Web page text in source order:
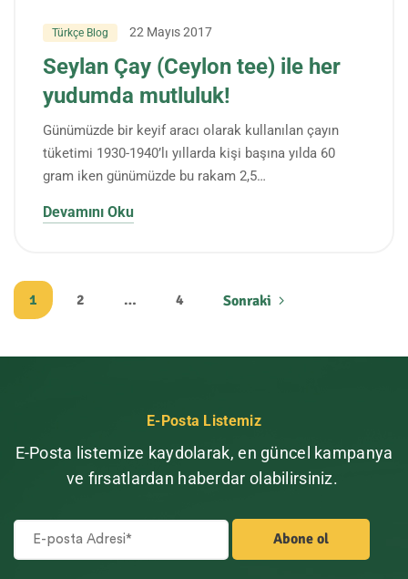
Türkçe Blog 22 Mayıs 2017
Seylan Çay (Ceylon tee) ile her
yudumda mutluluk!
Günümüzde bir keyif aracı olarak kullanılan çayın
tüketimi 1930-1940’lı yıllarda kişi başına yılda 60
gram iken günümüzde bu rakam 2,5…
Devamını Oku
1 2 … 4 Sonraki
E-Posta Listemiz
E-Posta listemize kaydolarak, en güncel kampanya
ve fırsatlardan haberdar olabilirsiniz.